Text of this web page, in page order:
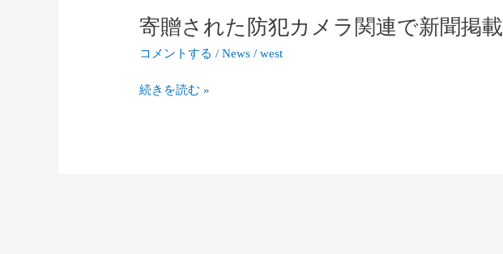
寄贈された防犯カメラ関連で新聞掲載
コメントする /News /west
続きを読む »